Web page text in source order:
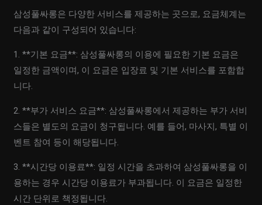
삼성풀싸롱은 다양한 서비스를 제공하는 곳으로, 요금체계는
다음과 같이 구성되어 있습니다:
1. **기본 요금**: 삼성풀싸롱의 이용에 필요한 기본 요금은
일정한 금액이며, 이 요금은 입장료 및 기본 서비스를 포함합
니다.
2. **부가 서비스 요금**: 삼성풀싸롱에서 제공하는 부가 서비
스들은 별도의 요금이 청구됩니다. 예를 들어, 마사지, 특별 이
벤트 참여 등이 해당됩니다.
3. **시간당 이용료**: 일정 시간을 초과하여 삼성풀싸롱을 이
용하는 경우 시간당 이용료가 부과됩니다. 이 요금은 일정한
시간 단위로 책정됩니다.